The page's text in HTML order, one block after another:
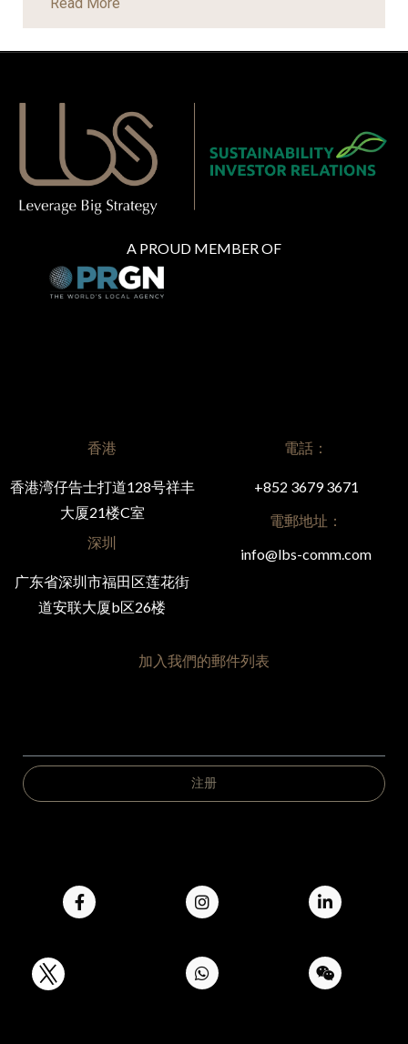
A PROUD MEMBER OF
香港
香港湾仔告士打道128号祥丰
大厦21楼C室
深圳
广东省深圳市福田区莲花街
道安联大厦b区26楼
電話：
+852 3679 3671
電郵地址：
info@lbs-comm.com
加入我們的郵件列表